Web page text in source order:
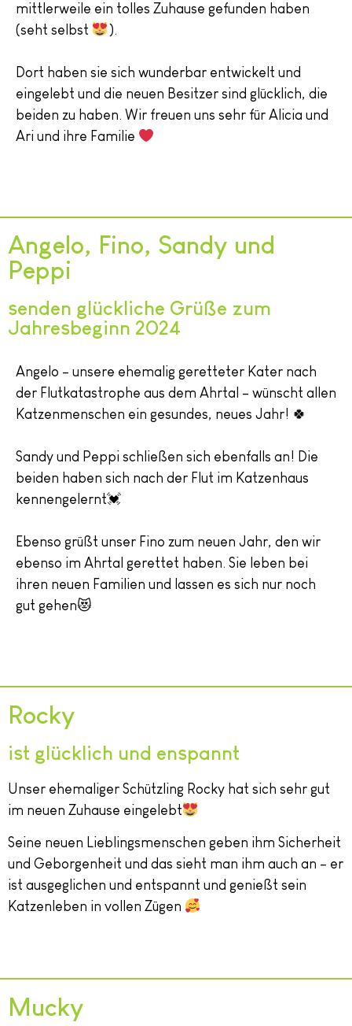
mittlerweile ein tolles Zuhause gefunden haben
(seht selbst
).
Dort haben sie sich wunderbar entwickelt und
eingelebt und die neuen Besitzer sind glücklich, die
beiden zu haben. Wir freuen uns sehr für Alicia und
Ari und ihre Familie
Angelo, Fino, Sandy und
Peppi
senden glückliche Grüße zum
Jahresbeginn 2024
Angelo – unsere ehemalig geretteter Kater nach
der Flutkatastrophe aus dem Ahrtal – wünscht allen
Katzenmenschen ein gesundes, neues Jahr! 🍀
Sandy und Peppi schließen sich ebenfalls an! Die
beiden haben sich nach der Flut im Katzenhaus
kennengelernt💓
Ebenso grüßt unser Fino zum neuen Jahr, den wir
ebenso im Ahrtal gerettet haben. Sie leben bei
ihren neuen Familien und lassen es sich nur noch
gut gehen😻
Rocky
ist glücklich und enspannt
Unser ehemaliger Schützling Rocky hat sich sehr gut
im neuen Zuhause eingelebt
Seine neuen Lieblingsmenschen geben ihm Sicherheit
und Geborgenheit und das sieht man ihm auch an – er
ist ausgeglichen und entspannt und genießt sein
Katzenleben in vollen Zügen
Mucky